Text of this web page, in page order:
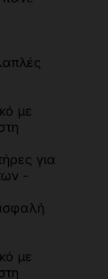
με
για
-
με